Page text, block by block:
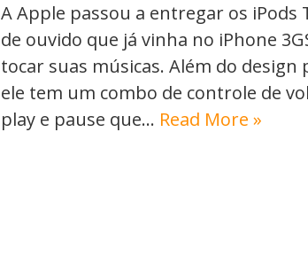
A Apple passou a entregar os iPods
de ouvido que já vinha no iPhone
tocar suas músicas. Além do design
ele tem um combo de controle de
play e pause que… Read More »